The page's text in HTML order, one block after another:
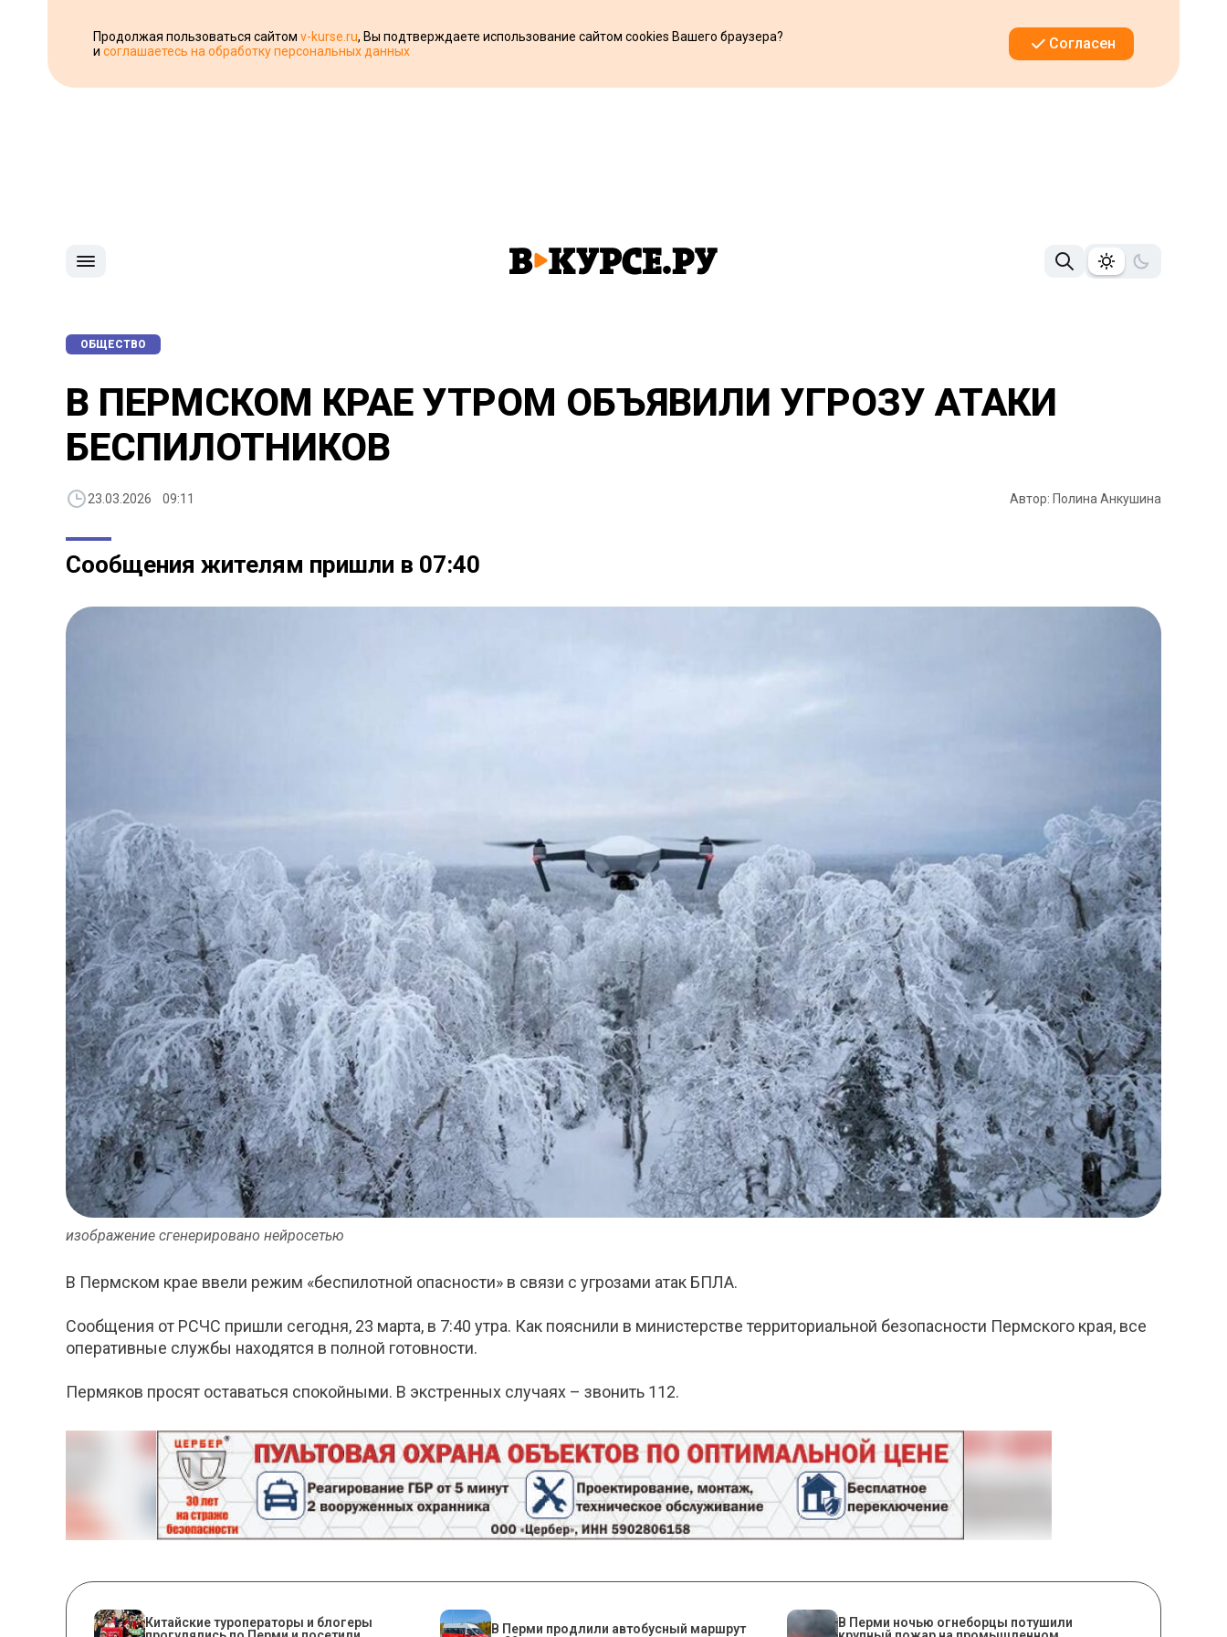
Продолжая пользоваться сайтом v-kurse.ru, Вы подтверждаете использование сайтом cookies Вашего браузера?
и соглашаетесь на обработку персональных данных Согласен
ОБЩЕСТВО
​В ПЕРМСКОМ КРАЕ УТРОМ ОБЪЯВИЛИ УГРОЗУ АТАКИ
БЕСПИЛОТНИКОВ
23.03.2026 09:11 Автор: Полина Анкушина
Сообщения жителям пришли в 07:40
изображение сгенерировано нейросетью
В Пермском крае ввели режим «беспилотной опасности» в связи с угрозами атак БПЛА.
Сообщения от РСЧС пришли сегодня, 23 марта, в 7:40 утра. Как пояснили в министерстве территориальной безопасности Пермского края, все
оперативные службы находятся в полной готовности.
Пермяков просят оставаться спокойными. В экстренных случаях – звонить 112.
Китайские туроператоры и блогеры
В Перми продлили автобусный маршрут
​В Перми ночью огнеборцы потушили